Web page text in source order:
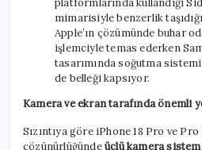
platformlarında kullandığı
mimarisiyle benzerlik
Apple’ın çözümünde buhar
işlemciyle temas ederken
tasarımında soğutma
de belleği kapsıyor.
Kamera ve ekran tarafında önemli
Sızıntıya göre iPhone 18 Pro ve
çözünürlüğündeüçlükamera